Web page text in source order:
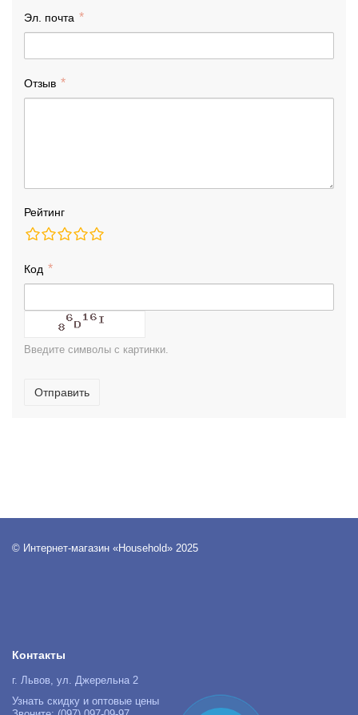
Эл. почта
Отзыв
Рейтинг
Код
Введите символы с картинки.
Отправить
© Интернет-магазин «Household» 2025
Контакты
г. Львов, ул. Джерельна 2
Узнать скидку и оптовые цены